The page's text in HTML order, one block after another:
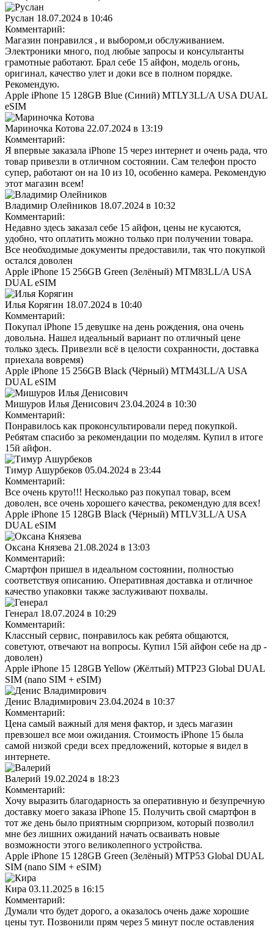
Руслан 18.07.2024 в 10:46
Комментарий:
Магазин понравился , и выбором,и обслуживанием.
Электроники много, под любые запросы и консультанты
грамотные работают. Брал себе 15 айфон, модель огонь,
оригинал, качество улет и доки все в полном порядке.
Рекомендую.
Apple iPhone 15 128GB Blue (Синий) MTLY3LL/A USA DUAL
eSIM
Мариночка Котова 22.07.2024 в 13:19
Комментарий:
Я впервые заказала iPhone 15 через интернет и очень рада, что
товар привезли в отличном состоянии. Сам телефон просто
супер, работают он на 10 из 10, особенно камера. Рекомендую
этот магазин всем!
Владимир Олейников 18.07.2024 в 10:32
Комментарий:
Недавно здесь заказал себе 15 айфон, цены не кусаются,
удобно, что оплатить можно только при получении товара.
Все необходимые документы предоставили, так что покупкой
остался доволен
Apple iPhone 15 256GB Green (Зелёный) MTM83LL/A USA
DUAL eSIM
Илья Корягин 18.07.2024 в 10:40
Комментарий:
Покупал iPhone 15 девушке на день рождения, она очень
довольна. Нашел идеальный вариант по отличный цене
только здесь. Привезли всё в целости сохранности, доставка
приехала вовремя)
Apple iPhone 15 256GB Black (Чёрный) MTM43LL/A USA
DUAL eSIM
Мишуров Илья Денисович 23.04.2024 в 10:30
Комментарий:
Понравилось как проконсультировали перед покупкой.
Ребятам спасибо за рекомендации по моделям. Купил в итоге
15й айфон.
Тимур Ашурбеков 05.04.2024 в 23:44
Комментарий:
Все очень круто!!! Несколько раз покупал товар, всем
доволен, все очень хорошего качества, рекомендую для всех!
Apple iPhone 15 128GB Black (Чёрный) MTLV3LL/A USA
DUAL eSIM
Оксана Князева 21.08.2024 в 13:03
Комментарий:
Смартфон пришел в идеальном состоянии, полностью
соответствуя описанию. Оперативная доставка и отличное
качество упаковки также заслуживают похвалы.
Генерал 18.07.2024 в 10:29
Комментарий:
Классный сервис, понравилось как ребята общаются,
советуют, отвечают на вопросы. Купил 15й айфон себе на др -
доволен)
Apple iPhone 15 128GB Yellow (Жёлтый) MTP23 Global DUAL
SIM (nano SIM + eSIM)
Денис Владимирович 23.04.2024 в 10:37
Комментарий:
Цена самый важный для меня фактор, и здесь магазин
превзошел все мои ожидания. Стоимость iPhone 15 была
самой низкой среди всех предложений, которые я видел в
интернете.
Валерий 19.02.2024 в 18:23
Комментарий:
Хочу выразить благодарность за оперативную и безупречную
доставку моего заказа iPhone 15. Получить свой смартфон в
тот же день было приятным сюрпризом, который позволил
мне без лишних ожиданий начать осваивать новые
возможности этого великолепного устройства.
Apple iPhone 15 128GB Green (Зелёный) MTP53 Global DUAL
SIM (nano SIM + eSIM)
Кира 03.11.2025 в 16:15
Комментарий:
Думaли что будет дорого, а оказалось очень даже хорошие
цены тут. Позвонили прям через 5 минут после оставления